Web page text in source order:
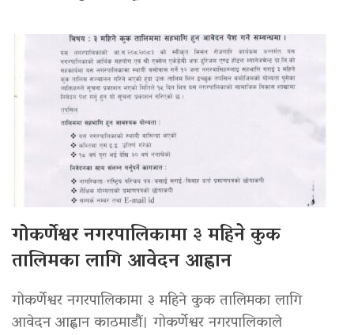
गोकर्णेश्वर नगरपालिकामा ३ महिने कुक
तालिमका लागि आवेदन आह्वान
गोकर्णेश्वर नगरपालिकामा ३ महिने कुक तालिमका लागि
आवेदन आह्वान काठमाडौं। गोकर्णेश्वर नगरपालिकाले